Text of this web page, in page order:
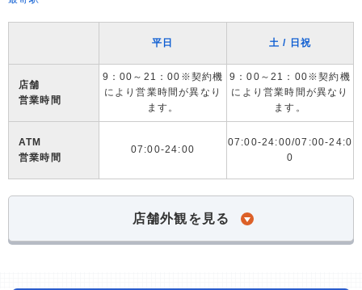
平日 土 / 日祝
店舗
営業時間
9：00～21：00※契約機
により営業時間が異なり
ます。
9：00～21：00※契約機
により営業時間が異なり
ます。
ATM
営業時間
07:00-24:00
07:00-24:00/07:00-24:0
0
店舗外観を見る